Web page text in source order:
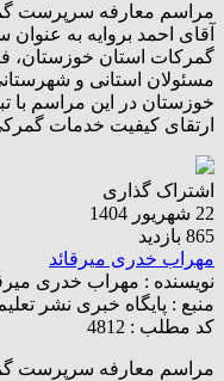
مراسم معارفه سرپرست
آقای احمد بروایه به
گمرکات استان خوزستان،
مسئولان استانی و
خوزستان در این مراسم با
ارتقای کیفیت خدمات
اشتراک گذاری
22 شهریور 1404
865 بازدید
مهراب خدری میرقائد
نویسنده : مهراب خدری
منبع : پایگاه خبری نشر
کد مطلب : 4812
مراسم معارفه سرپرست